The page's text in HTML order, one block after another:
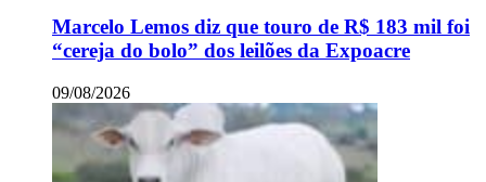
Marcelo Lemos diz que touro de R$ 183 mil foi
“cereja do bolo” dos leilões da Expoacre
09/08/2026